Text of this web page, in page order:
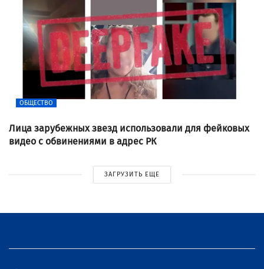
ОБЩЕСТВО
Лица зарубежных звезд использовали для фейковых
видео с обвинениями в адрес РК
ЗАГРУЗИТЬ ЕЩЕ